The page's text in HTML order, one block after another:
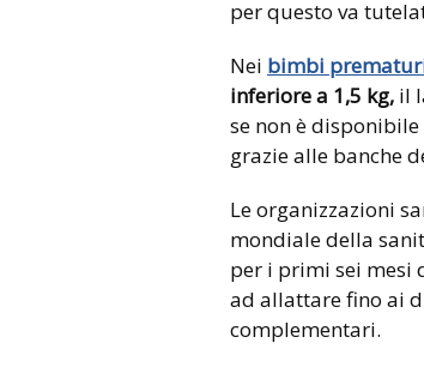
per questo va
Nei bimbi
inferiore a 1,5 kg, il
se non è
grazie alle banche
Le organizzazioni
mondiale della
per i primi sei mesi
ad allattare fino ai
complementari.